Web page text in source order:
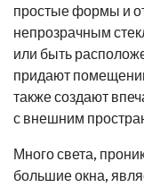
простые формы и
непрозрачным
или быть
придают
также создают
с внешним
Много света,
большие окна,